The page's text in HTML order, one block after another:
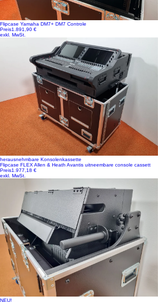
Flipcase Yamaha DM7+ DM7 Controle
Preis1.891,90 €
exkl. MwSt.
herausnehmbare Konsolenkassette
Flipcase FLEX Allen & Heath Avantis uitneembare console cassett
Preis1.977,18 €
exkl. MwSt.
NEU!